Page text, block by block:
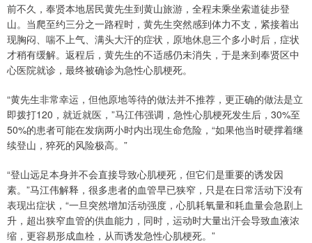
前不久，奉贤本地居民黄先生到黄山旅游，全程未乘坐索道徒步登
山。当爬至约三分之一路程时，黄先生突然感到体力不支，紧接着出
现胸闷、喘不上气、满头大汗的症状，原地休息三个多小时后，症状
才稍有缓解。返程后，黄先生的不适感仍未消失，于是来到奉贤区中
心医院就诊，最终被确诊为急性心肌梗死。
“黄先生非常幸运，但他原地等待的做法并不推荐，更正确的做法是立
即拨打120，就近就医，”马江伟强调，急性心肌梗死发生后，30%至
50%的患者可能在发病两小时内出现生命危险，“如果他当时硬撑着继
续登山，猝死的风险极高。”
“登山远足本身并不会直接导致心肌梗死，但它们是重要的诱发因
素。”马江伟解释，很多患者的血管早已狭窄，只是在日常活动下没有
表现出症状，“一旦突然增加活动强度，心肌耗氧量和耗血量会急剧上
升，超出狭窄血管的供血能力，同时，运动时大量出汗会导致血液浓
缩，更容易形成血栓，从而诱发急性心肌梗死。”